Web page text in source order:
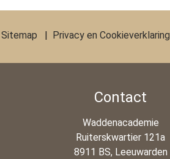
Sitemap | Privacy en Cookieverklaring
Contact
Waddenacademie
Ruiterskwartier 121a
8911 BS, Leeuwarden